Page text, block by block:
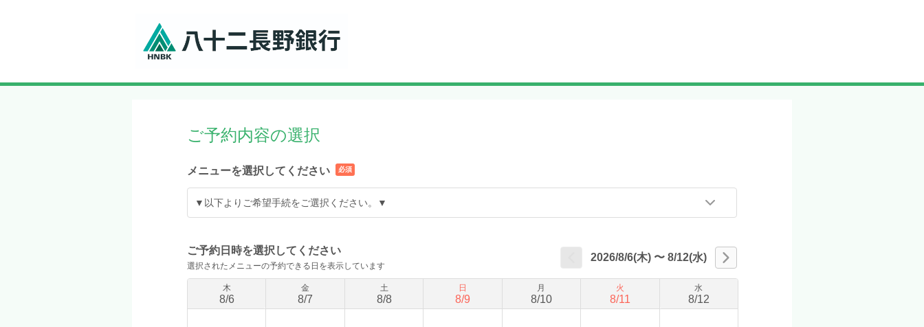
ご予約内容の選択
メニューを選択してください 必須
▼以下よりご希望手続をご選択ください。▼
ご予約日時を選択してください
選択されたメニューの予約できる日を表示しています
2026/8/6(木) 〜 8/12(水)
木
8/6
金
8/7
土
8/8
日
8/9
月
8/10
火
8/11
水
8/12